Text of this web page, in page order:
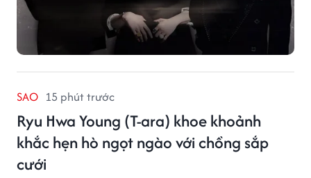
SAO 15 phút trước
Ryu Hwa Young (T-ara) khoe khoảnh
khắc hẹn hò ngọt ngào với chồng sắp
cưới